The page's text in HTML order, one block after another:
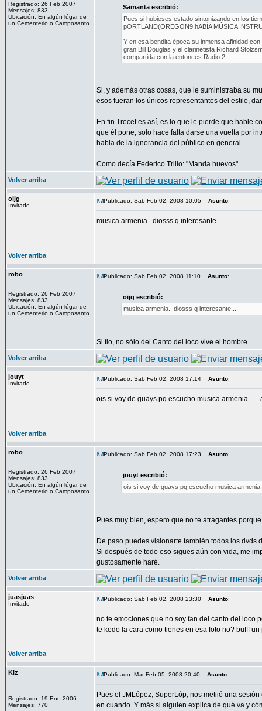
Registrado: 26 Feb 2007
Mensajes: 833
Ubicación: En algún lúgar de
un Cementerio o Camposanto
Samanta escribió:
Pues si hubieses estado sintonizando en los
pORTLAND(OREGON9.hABÍA MÚSICA
Y en esa bendita época su inmensa afinidad
gran Bill Douglas y el clarinetista Richard
compartida con la entonces Radio 2.
Si, y además otras cosas, que le suministraba su
esos fueran los únicos representantes del estilo,
En fin Trecet es así, es lo que le pierde que hable
que él pone, solo hace falta darse una vuelta por
habla de la ignorancia del público en general...
Como decía Federico Trillo: "Manda huevos"
Volver arriba
oijg
Invitado
Publicado: Sab Feb 02, 2008 10:05 Asunto:
musica armenia...diosss q interesante.....
Volver arriba
robo
Registrado: 26 Feb 2007
Mensajes: 833
Ubicación: En algún lúgar de
un Cementerio o Camposanto
Publicado: Sab Feb 02, 2008 11:10 Asunto:
oijg escribió:
musica armenia...diosss q interesante.....
Si tio, no sólo del Canto del loco vive el hombre
Volver arriba
jouyt
Invitado
Publicado: Sab Feb 02, 2008 17:14 Asunto:
ois si voy de guays pq escucho musica
Volver arriba
robo
Registrado: 26 Feb 2007
Mensajes: 833
Ubicación: En algún lúgar de
un Cementerio o Camposanto
Publicado: Sab Feb 02, 2008 17:23 Asunto:
jouyt escribió:
ois si voy de guays pq escucho musica
Pues muy bien, espero que no te atragantes
De paso puedes visionarte también todos los
Si después de todo eso sigues aún con vida, me
gustosamente haré.
Volver arriba
juasjuas
Invitado
Publicado: Sab Feb 02, 2008 23:30 Asunto:
no te emociones que no soy fan del canto del loco
te kedo la cara como tienes en esa foto no? bufff
Volver arriba
Kiz
Registrado: 19 Ene 2006
Mensajes: 770
Publicado: Mar Feb 05, 2008 20:40 Asunto:
Pues el JMLópez, SuperLóp, nos metiió una
en cuando. Y más si alguien explica de qué va y